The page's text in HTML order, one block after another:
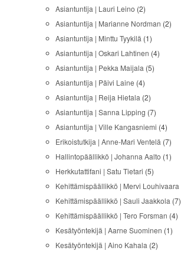
Asiantuntija | Lauri Leino (2)
Asiantuntija | Marianne Nordman (2)
Asiantuntija | Minttu Tyykilä (1)
Asiantuntija | Oskari Lahtinen (4)
Asiantuntija | Pekka Maijala (5)
Asiantuntija | Päivi Laine (4)
Asiantuntija | Reija Hietala (2)
Asiantuntija | Sanna Lipping (7)
Asiantuntija | Ville Kangasniemi (4)
Erikoistutkija | Anne-Mari Ventelä (7)
Hallintopäällikkö | Johanna Aalto (1)
Herkkutattifani | Satu Tietari (5)
Kehittämispäällikkö | Mervi Louhivaara
Kehittämispäällikkö | Sauli Jaakkola (7)
Kehittämispäällikkö | Tero Forsman (4)
Kesätyöntekijä | Aarne Suominen (1)
Kesätyöntekijä | Aino Kahala (2)